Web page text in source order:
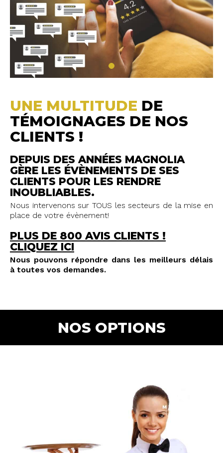
UNE MULTITUDE DE
TÉMOIGNAGES DE NOS
CLIENTS !
DEPUIS DES ANNÉES MAGNOLIA
GÈRE LES ÉVÈNEMENTS DE SES
CLIENTS POUR LES RENDRE
INOUBLIABLES.
Nous intervenons sur TOUS les secteurs de la mise en
place de votre évènement!
PLUS DE 800 AVIS CLIENTS !
CLIQUEZ ICI
Nous pouvons répondre dans les meilleurs délais
à toutes vos demandes.
NOS OPTIONS